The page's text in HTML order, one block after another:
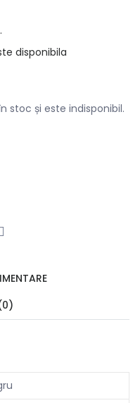
disponibila
stoc și este indisponibil.